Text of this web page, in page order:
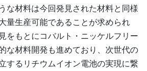
な材料は今回発見された材料と同様
量生産可能であることが求められ
をもとにコバルト・ニッケルフリー
な材料開発も進めており、次世代の
するリチウムイオン電池の実現に繋